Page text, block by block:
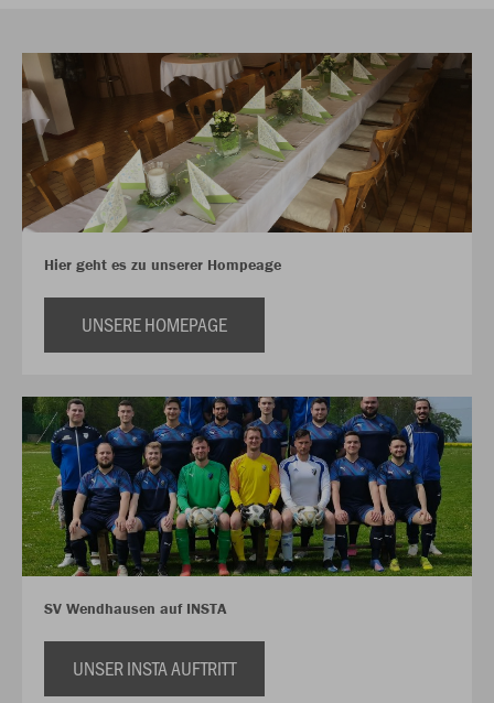
Hier geht es zu unserer Hompeage
UNSERE HOMEPAGE
SV Wendhausen auf INSTA
UNSER INSTA AUFTRITT